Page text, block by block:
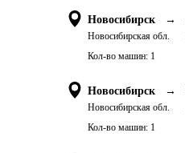
Новосибирск →
Новосибирская обл.
Кол-во машин: 1
Новосибирск →
Новосибирская обл.
Кол-во машин: 1